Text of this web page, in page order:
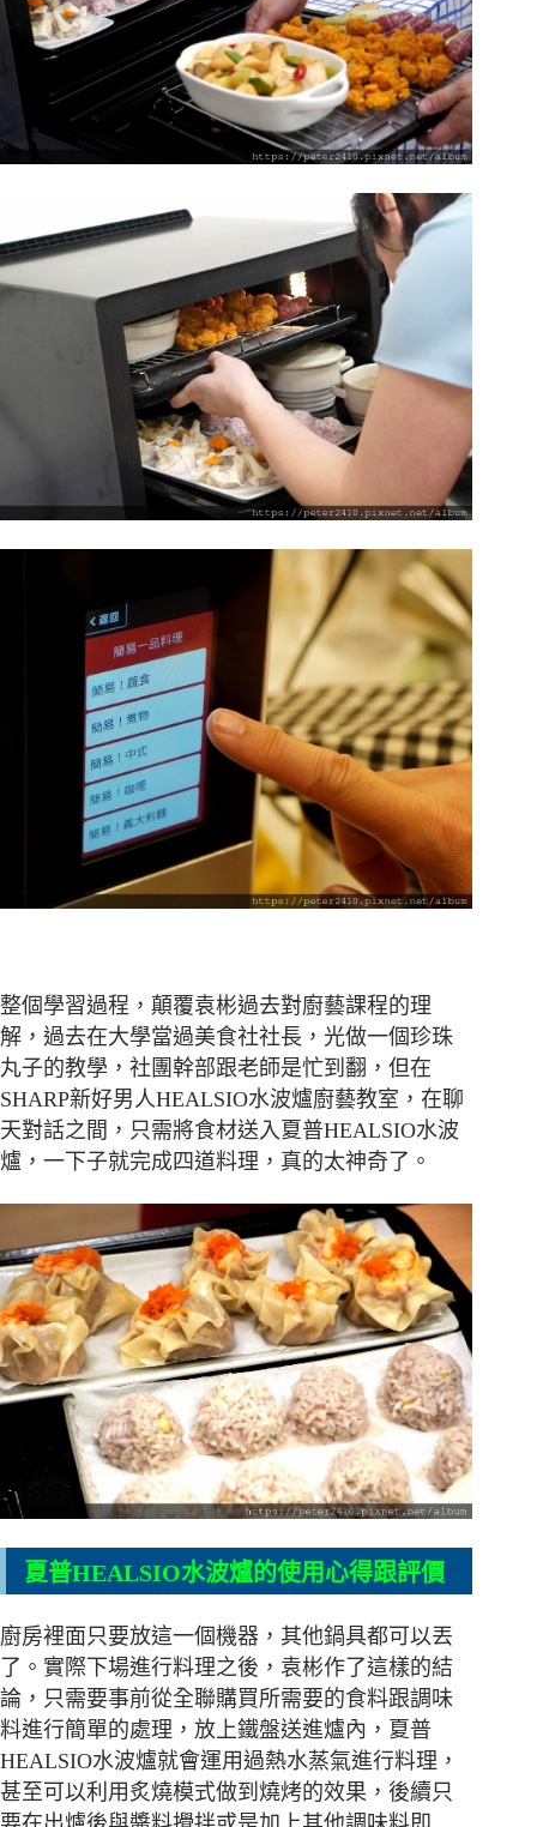
整個學習過程，顛覆袁彬過去對廚藝課程的理
解，過去在大學當過美食社社長，光做一個珍珠
丸子的教學，社團幹部跟老師是忙到翻，但在
SHARP新好男人HEALSIO水波爐廚藝教室，在聊
天對話之間，只需將食材送入夏普HEALSIO水波
爐，一下子就完成四道料理，真的太神奇了。
夏普HEALSIO水波爐的使用心得跟評價
廚房裡面只要放這一個機器，其他鍋具都可以丟
了。實際下場進行料理之後，袁彬作了這樣的結
論，只需要事前從全聯購買所需要的食料跟調味
料進行簡單的處理，放上鐵盤送進爐內，夏普
HEALSIO水波爐就會運用過熱水蒸氣進行料理，
甚至可以利用炙燒模式做到燒烤的效果，後續只